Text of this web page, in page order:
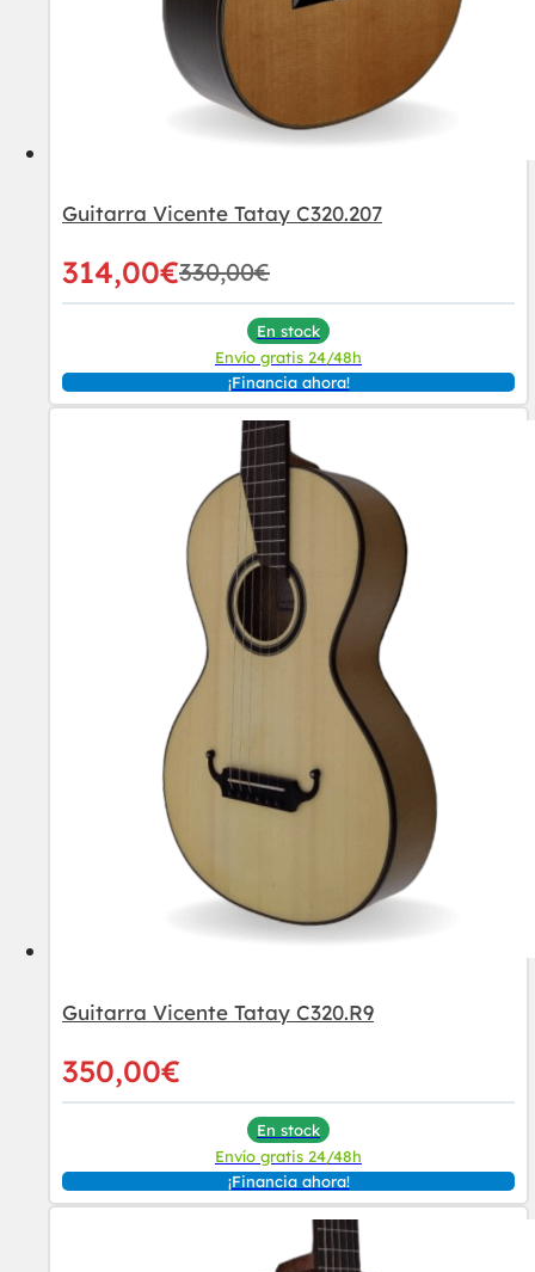
Guitarra Vicente Tatay C320.207
314,00€330,00€
En stock
Envío gratis 24/48h
¡Financia ahora!
Guitarra Vicente Tatay C320.R9
350,00€
En stock
Envío gratis 24/48h
¡Financia ahora!